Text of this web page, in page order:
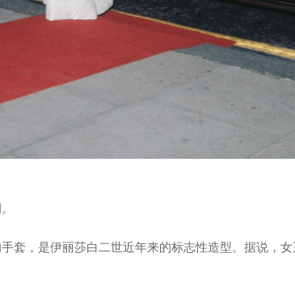
套，是伊丽莎白二世近年来的标志性造型。据说，